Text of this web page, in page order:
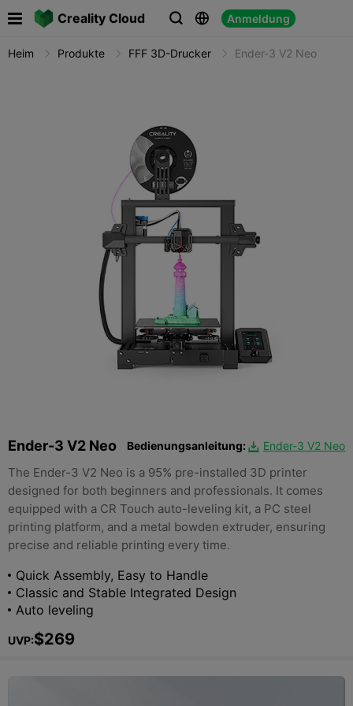
Creality Cloud   Anmeldung

Heim Produkte FFF 3D-Drucker Ender-3 V2 Neo
Ender-3 V2 Neo Bedienungsanleitung:  Ender-3 V2 Neo
The Ender-3 V2 Neo is a 95% pre-installed 3D printer
designed for both beginners and professionals. It comes
equipped with a CR Touch auto-leveling kit, a PC steel
printing platform, and a metal bowden extruder, ensuring
precise and reliable printing every time.
Quick Assembly, Easy to Handle
Classic and Stable Integrated Design
Auto leveling
UVP:$269